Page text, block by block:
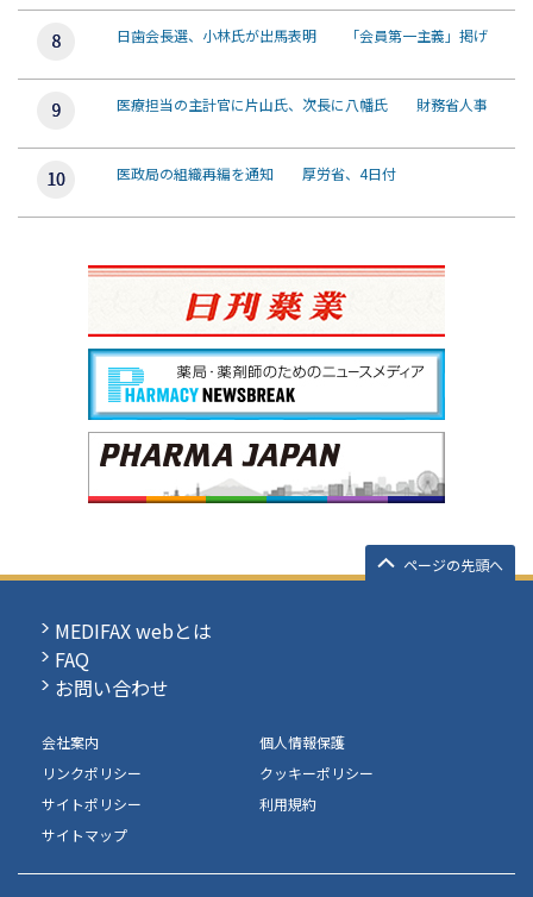
日歯会長選、小林氏が出馬表明 「会員第一主義」掲げ
医療担当の主計官に片山氏、次長に八幡氏 財務省人事
医政局の組織再編を通知 厚労省、4日付
ページの先頭へ
MEDIFAX webとは
FAQ
お問い合わせ
会社案内
個人情報保護
リンクポリシー
クッキーポリシー
サイトポリシー
利用規約
サイトマップ